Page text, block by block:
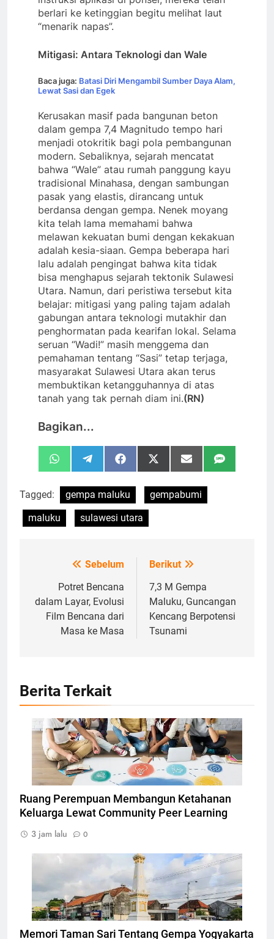
berlari ke ketinggian begitu melihat laut
“menarik napas”.
Mitigasi: Antara Teknologi dan Wale
Baca juga: Batasi Diri Mengambil Sumber Daya Alam,
Lewat Sasi dan Egek
Kerusakan masif pada bangunan beton
dalam gempa 7,4 Magnitudo tempo hari
menjadi otokritik bagi pola pembangunan
modern. Sebaliknya, sejarah mencatat
bahwa “Wale” atau rumah panggung kayu
tradisional Minahasa, dengan sambungan
pasak yang elastis, dirancang untuk
berdansa dengan gempa. Nenek moyang
kita telah lama memahami bahwa
melawan kekuatan bumi dengan kekakuan
adalah kesia-siaan. Gempa beberapa hari
lalu adalah pengingat bahwa kita tidak
bisa menghapus sejarah tektonik Sulawesi
Utara. Namun, dari peristiwa tersebut kita
belajar: mitigasi yang paling tajam adalah
gabungan antara teknologi mutakhir dan
penghormatan pada kearifan lokal. Selama
seruan “Wadi!” masih menggema dan
pemahaman tentang “Sasi” tetap terjaga,
masyarakat Sulawesi Utara akan terus
membuktikan ketangguhannya di atas
tanah yang tak pernah diam ini.(RN)
Bagikan...
Share
on
WhatsAppShare
on
TelegramShare
on
FacebookShare
on
X
(Twitter)
Share
on
Email Share
on
SMS
Tagged: gempa maluku
gempabumi
maluku
sulawesi utara
NavigasiSebelum
Potret Bencana
dalam Layar, Evolusi
Film Bencana dari
Masa ke Masa
Berikut
7,3 M Gempa
Maluku, Guncangan
Kencang Berpotensi
Tsunami
Berita Terkait
Ilustrasi Community Peer Learning, Foto: Dok.
atomisystems.com
Ruang Perempuan Membangun Ketahanan
Keluarga Lewat Community Peer Learning
3 jam lalu
0
Tugu Yogyakarta, Foto: Photo by CEphoto, Uwe
Aranas
Memori Taman Sari Tentang Gempa Yogyakarta